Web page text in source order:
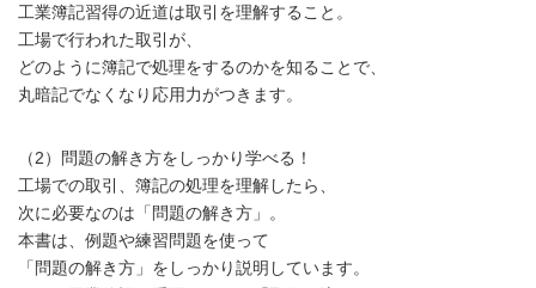
工業簿記習得の近道は取引を理解すること。
工場で行われた取引が、
どのように簿記で処理をするのかを知ることで、
丸暗記でなくなり応用力がつきます。
（2）問題の解き方をしっかり学べる！
工場での取引、簿記の処理を理解したら、
次に必要なのは「問題の解き方」。
本書は、例題や練習問題を使って
「問題の解き方」をしっかり説明しています。